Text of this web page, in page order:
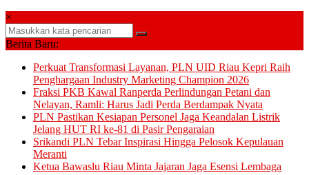
×
Berita Baru:
Perkuat Transformasi Layanan, PLN UID Riau Kepri Raih
Penghargaan Industry Marketing Champion 2026
Fraksi PKB Kawal Ranperda Perlindungan Petani dan
Nelayan, Ramli: Harus Jadi Perda Berdampak Nyata
PLN Pastikan Kesiapan Personel Jaga Keandalan Listrik
Jelang HUT RI ke-81 di Pasir Pengaraian
Srikandi PLN Tebar Inspirasi Hingga Pelosok Kepulauan
Meranti
Ketua Bawaslu Riau Minta Jajaran Jaga Esensi Lembaga